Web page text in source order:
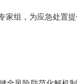
，为应急处置提